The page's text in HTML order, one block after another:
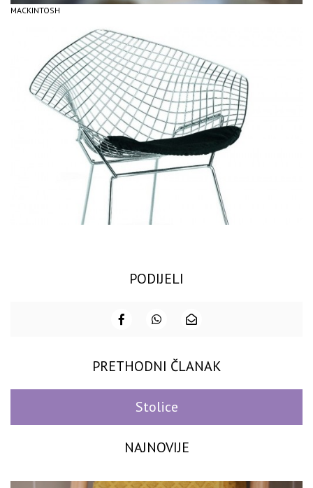
MACKINTOSH
PODIJELI
PRETHODNI ČLANAK
Stolice
NAJNOVIJE